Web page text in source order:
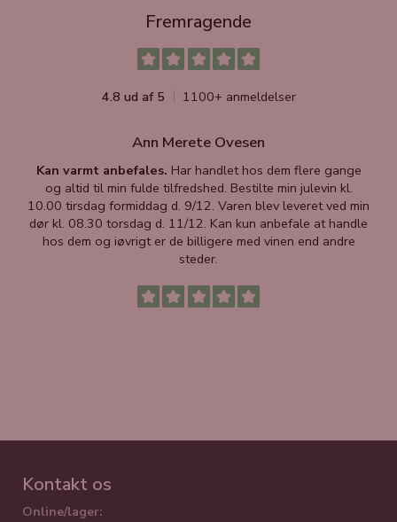
Fremragende
4.8 ud af 5 1100+ anmeldelser
Ann Merete Ovesen
Kan varmt anbefales. Har handlet hos dem flere gange
og altid til min fulde tilfredshed. Bestilte min julevin kl.
10.00 tirsdag formiddag d. 9/12. Varen blev leveret ved min
dør kl. 08.30 torsdag d. 11/12. Kan kun anbefale at handle
hos dem og iøvrigt er de billigere med vinen end andre
steder.
Kontakt os
Online/lager: